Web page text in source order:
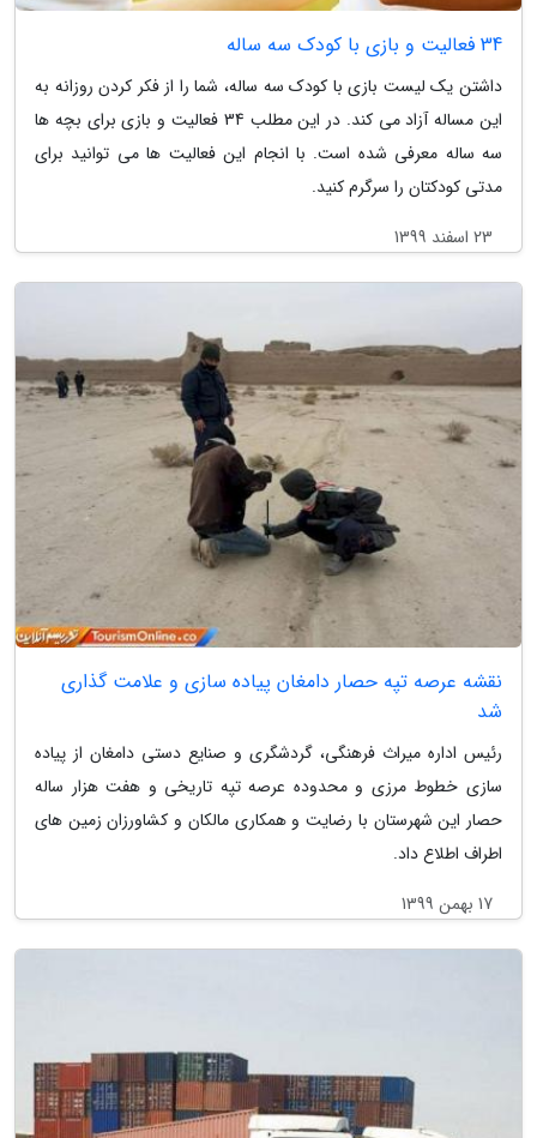
34 فعالیت و بازی با کودک سه ساله
داشتن یک لیست بازی با کودک سه ساله، شما را از فکر کردن روزانه به
این مساله آزاد می کند. در این مطلب 34 فعالیت و بازی برای بچه ها
سه ساله معرفی شده است. با انجام این فعالیت ها می توانید برای
مدتی کودکتان را سرگرم کنید.
23 اسفند 1399
نقشه عرصه تپه حصار دامغان پیاده سازی و علامت گذاری
شد
رئیس اداره میراث فرهنگی، گردشگری و صنایع دستی دامغان از پیاده
سازی خطوط مرزی و محدوده عرصه تپه تاریخی و هفت هزار ساله
حصار این شهرستان با رضایت و همکاری مالکان و کشاورزان زمین های
اطراف اطلاع داد.
17 بهمن 1399